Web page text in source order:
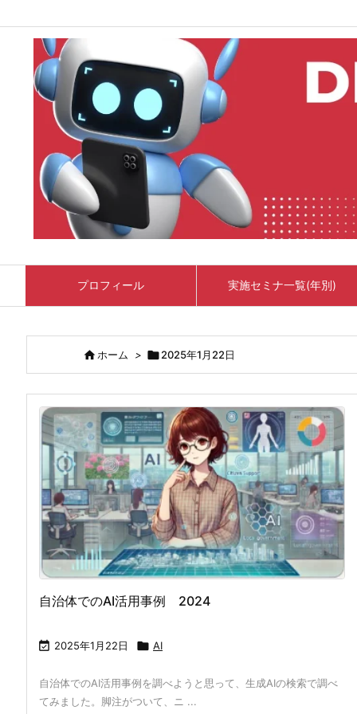
プロフィール 実施セミナ一覧(年別)
ホーム > 2025年1月22日
自治体でのAI活用事例 2024
 2025年1月22日  AI
自治体でのAI活用事例を調べようと思って、生成AIの検索で調べ
てみました。脚注がついて、ニ ...